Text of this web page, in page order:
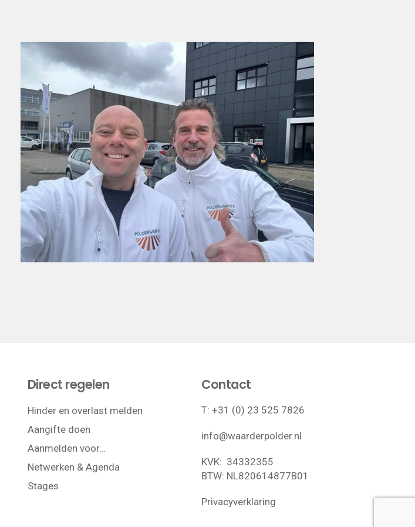
Direct regelen
Hinder en overlast melden
Aangifte doen
Aanmelden voor…
Netwerken & Agenda
Stages
Contact
T:+31 (0) 23 525 7826
info@waarderpolder.nl
KVK: 34332355
BTW: NL820614877B01
Privacyverklaring